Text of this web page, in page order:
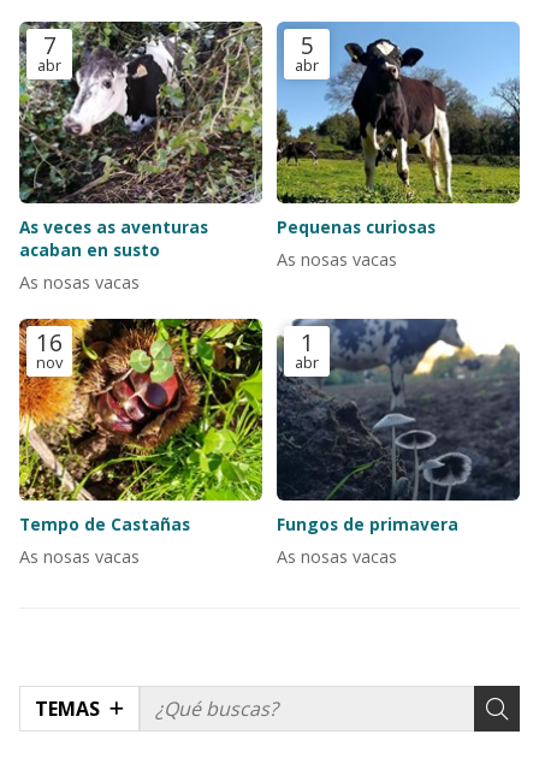
TEMAS
7
abr
As veces as aventuras
acaban en susto
As nosas vacas
5
abr
Pequenas curiosas
As nosas vacas
16
nov
Tempo de Castañas
As nosas vacas
1
abr
Fungos de primavera
As nosas vacas